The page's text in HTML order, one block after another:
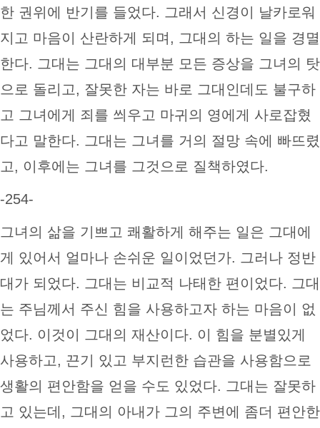
한 권위에 반기를 들었다. 그래서 신경이 날카로워
지고 마음이 산란하게 되며, 그대의 하는 일을 경멸
한다. 그대는 그대의 대부분 모든 증상을 그녀의 탓
으로 돌리고, 잘못한 자는 바로 그대인데도 불구하
고 그녀에게 죄를 씌우고 마귀의 영에게 사로잡혔
다고 말한다. 그대는 그녀를 거의 절망 속에 빠뜨렸
고, 이후에는 그녀를 그것으로 질책하였다.
-254-
그녀의 삶을 기쁘고 쾌활하게 해주는 일은 그대에
게 있어서 얼마나 손쉬운 일이었던가. 그러나 정반
대가 되었다. 그대는 비교적 나태한 편이었다. 그대
는 주님께서 주신 힘을 사용하고자 하는 마음이 없
었다. 이것이 그대의 재산이다. 이 힘을 분별있게
사용하고, 끈기 있고 부지런한 습관을 사용함으로
생활의 편안함을 얻을 수도 있었다. 그대는 잘못하
고 있는데, 그대의 아내가 그의 주변에 좀더 편안한